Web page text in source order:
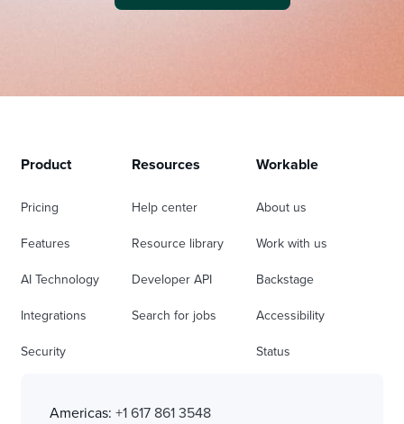
Product
Pricing
Features
AI Technology
Integrations
Security
Resources
Help center
Resource library
Developer API
Search for jobs
Workable
About us
Work with us
Backstage
Accessibility
Status
Americas: +1 617 861 3548